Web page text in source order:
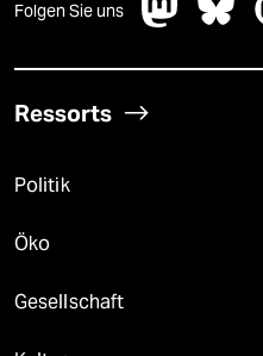
Folgen Sie uns
Ressorts
Politik
Öko
Gesellschaft